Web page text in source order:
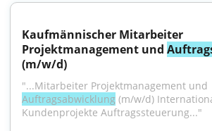
Kaufmännischer Mitarbeiter
Projektmanagement und
(m/w/d)
Auftragsabwicklung (m/w/d)
Kundenprojekte Auftragssteuerung..."